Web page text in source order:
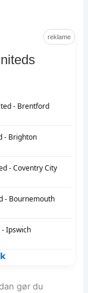
reklame
- Brentford
- Brighton
- Coventry City
- Bournemouth
Ipswich
gør du